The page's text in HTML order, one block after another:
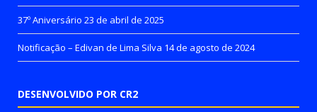
37º Aniversário 23 de abril de 2025
Notificação – Edivan de Lima Silva 14 de agosto de 2024
DESENVOLVIDO POR CR2